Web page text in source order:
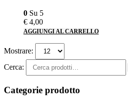
0 Su 5
€ 4,00
AGGIUNGI AL CARRELLO
Mostrare:
Cerca:
Categorie prodotto